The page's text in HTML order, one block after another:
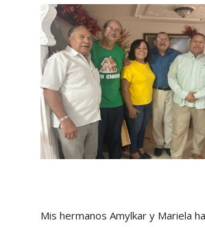
Mis hermanos Amylkar y Mariela